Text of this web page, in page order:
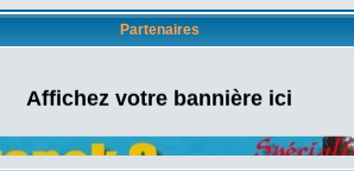
Partenaires
Affichez votre bannière ici